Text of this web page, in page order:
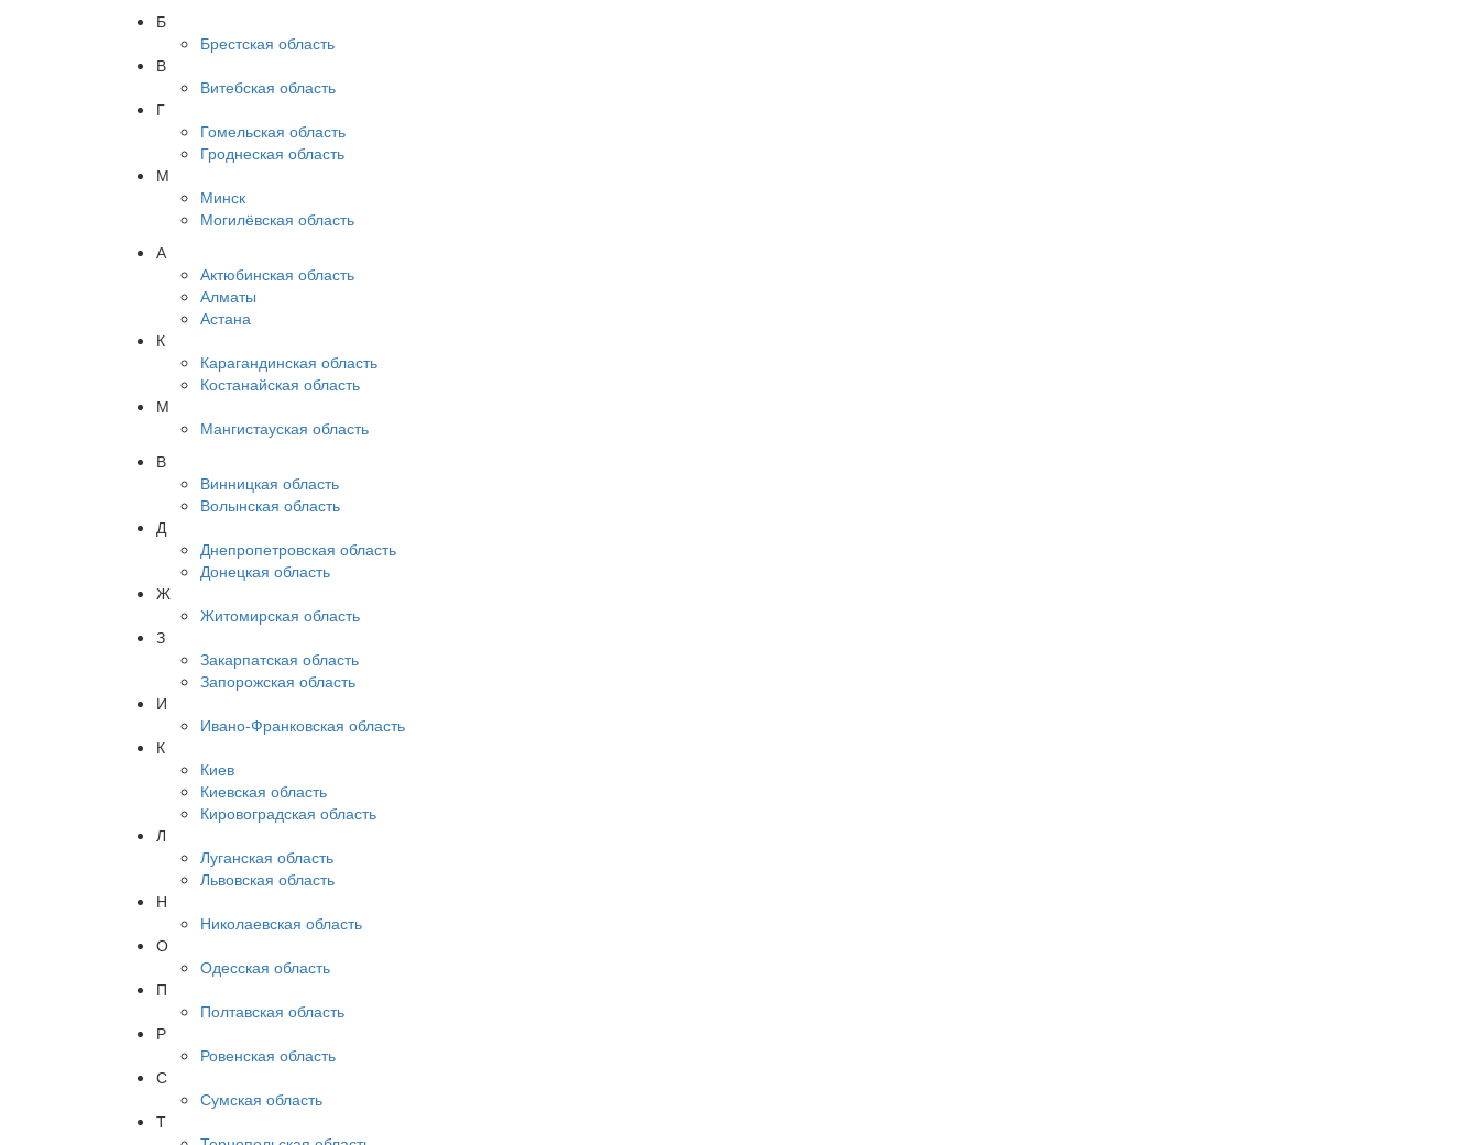
Б
Брестская область
В
Витебская область
Г
Гомельская область
Гроднеская область
М
Минск
Могилёвская область
А
Актюбинская область
Алматы
Астана
К
Карагандинская область
Костанайская область
М
Мангистауская область
В
Винницкая область
Волынская область
Д
Днепропетровская область
Донецкая область
Ж
Житомирская область
З
Закарпатская область
Запорожская область
И
Ивано-Франковская область
К
Киев
Киевская область
Кировоградская область
Л
Луганская область
Львовская область
Н
Николаевская область
О
Одесская область
П
Полтавская область
Р
Ровенская область
С
Сумская область
Т